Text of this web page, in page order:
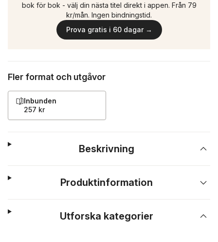
bok för bok - välj din nästa titel direkt i appen. Från 79
kr/mån. Ingen bindningstid.
Prova gratis i 60 dagar →
Fler format och utgåvor
Inbunden
257 kr
Beskrivning
Produktinformation
Utforska kategorier